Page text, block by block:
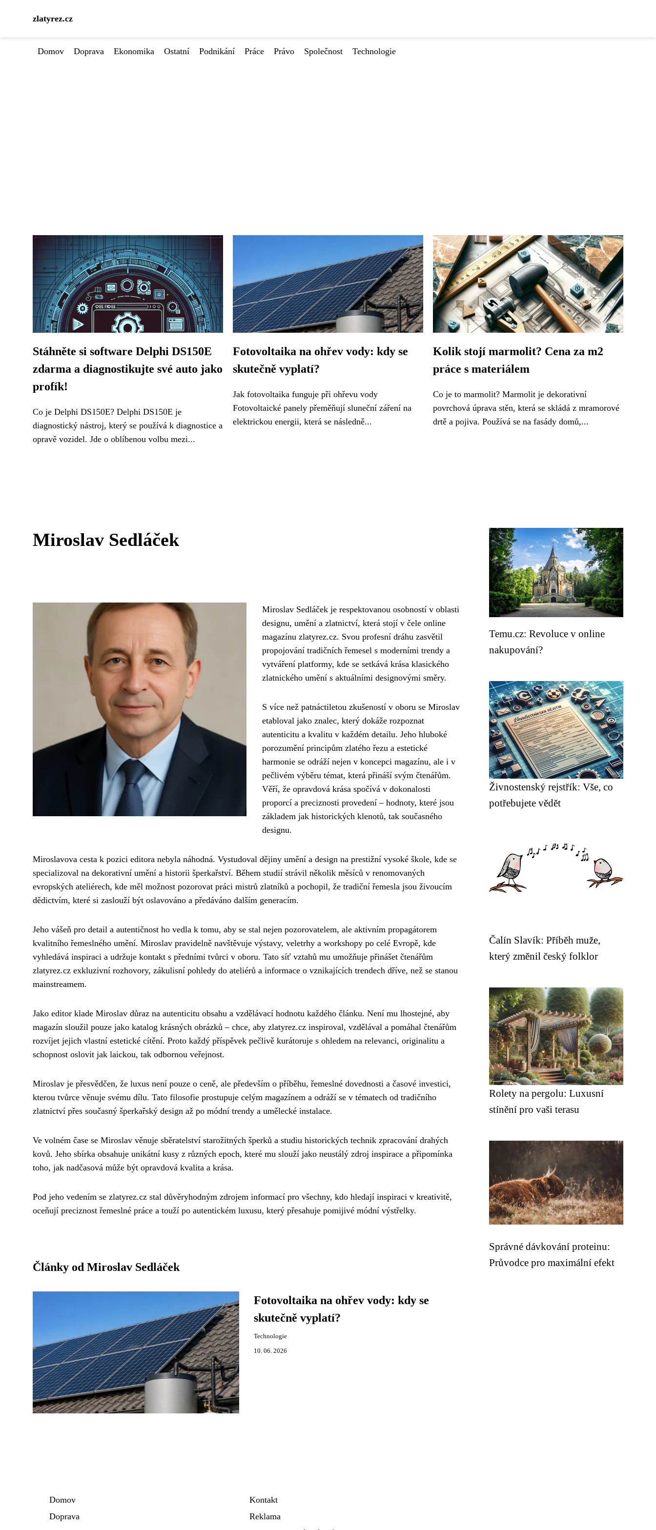
zlatyrez.cz
Domov Doprava Ekonomika Ostatní Podnikání Práce Právo Společnost Technologie
Stáhněte si software Delphi DS150E
zdarma a diagnostikujte své auto jako
profík!
Co je Delphi DS150E? Delphi DS150E je
diagnostický nástroj, který se používá k diagnostice a
opravě vozidel. Jde o oblíbenou volbu mezi...
Fotovoltaika na ohřev vody: kdy se
skutečně vyplatí?
Jak fotovoltaika funguje při ohřevu vody
Fotovoltaické panely přeměňují sluneční záření na
elektrickou energii, která se následně...
Kolik stojí marmolit? Cena za m2
práce s materiálem
Co je to marmolit? Marmolit je dekorativní
povrchová úprava stěn, která se skládá z mramorové
drtě a pojiva. Používá se na fasády domů,...
Miroslav Sedláček
Miroslav Sedláček je respektovanou osobností v oblasti
designu, umění a zlatnictví, která stojí v čele online
magazínu zlatyrez.cz. Svou profesní dráhu zasvětil
propojování tradičních řemesel s moderními trendy a
vytváření platformy, kde se setkává krása klasického
zlatnického umění s aktuálními designovými směry.
S více než patnáctiletou zkušeností v oboru se Miroslav
etabloval jako znalec, který dokáže rozpoznat
autenticitu a kvalitu v každém detailu. Jeho hluboké
porozumění principům zlatého řezu a estetické
harmonie se odráží nejen v koncepci magazínu, ale i v
pečlivém výběru témat, která přináší svým čtenářům.
Věří, že opravdová krása spočívá v dokonalosti
proporcí a preciznosti provedení – hodnoty, které jsou
základem jak historických klenotů, tak současného
designu.
Miroslavova cesta k pozici editora nebyla náhodná. Vystudoval dějiny umění a design na prestižní vysoké škole, kde se
specializoval na dekorativní umění a historii šperkařství. Během studií strávil několik měsíců v renomovaných
evropských ateliérech, kde měl možnost pozorovat práci mistrů zlatníků a pochopil, že tradiční řemesla jsou živoucím
dědictvím, které si zaslouží být oslavováno a předáváno dalším generacím.
Jeho vášeň pro detail a autentičnost ho vedla k tomu, aby se stal nejen pozorovatelem, ale aktivním propagátorem
kvalitního řemeslného umění. Miroslav pravidelně navštěvuje výstavy, veletrhy a workshopy po celé Evropě, kde
vyhledává inspiraci a udržuje kontakt s předními tvůrci v oboru. Tato síť vztahů mu umožňuje přinášet čtenářům
zlatyrez.cz exkluzivní rozhovory, zákulisní pohledy do ateliérů a informace o vznikajících trendech dříve, než se stanou
mainstreamem.
Jako editor klade Miroslav důraz na autenticitu obsahu a vzdělávací hodnotu každého článku. Není mu lhostejné, aby
magazín sloužil pouze jako katalog krásných obrázků – chce, aby zlatyrez.cz inspiroval, vzdělával a pomáhal čtenářům
rozvíjet jejich vlastní estetické cítění. Proto každý příspěvek pečlivě kurátoruje s ohledem na relevanci, originalitu a
schopnost oslovit jak laickou, tak odbornou veřejnost.
Miroslav je přesvědčen, že luxus není pouze o ceně, ale především o příběhu, řemeslné dovednosti a časové investici,
kterou tvůrce věnuje svému dílu. Tato filosofie prostupuje celým magazínem a odráží se v tématech od tradičního
zlatnictví přes současný šperkařský design až po módní trendy a umělecké instalace.
Ve volném čase se Miroslav věnuje sběratelství starožitných šperků a studiu historických technik zpracování drahých
kovů. Jeho sbírka obsahuje unikátní kusy z různých epoch, které mu slouží jako neustálý zdroj inspirace a připomínka
toho, jak nadčasová může být opravdová kvalita a krása.
Pod jeho vedením se zlatyrez.cz stal důvěryhodným zdrojem informací pro všechny, kdo hledají inspiraci v kreativitě,
oceňují preciznost řemeslné práce a touží po autentickém luxusu, který přesahuje pomijivé módní výstřelky.
Články od Miroslav Sedláček
Fotovoltaika na ohřev vody: kdy se
skutečně vyplatí?
Technologie
10. 06. 2026
Temu.cz: Revoluce v online
nakupování?
Živnostenský rejstřík: Vše, co
potřebujete vědět
Čalín Slavík: Příběh muže,
který změnil český folklor
Rolety na pergolu: Luxusní
stínění pro vaši terasu
Správné dávkování proteinu:
Průvodce pro maximální efekt
Domov
Doprava
Kontakt
Reklama